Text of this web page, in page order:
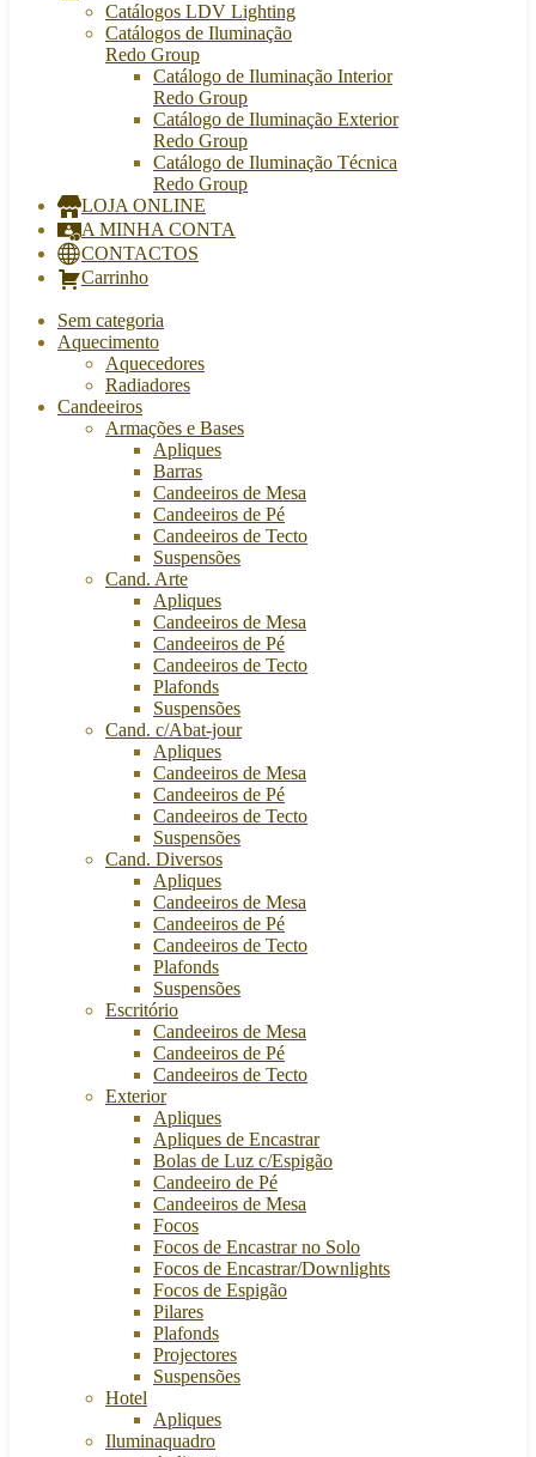
Catálogos LDV Lighting
Catálogos de Iluminação
Redo Group
Catálogo de Iluminação Interior
Redo Group
Catálogo de Iluminação Exterior
Redo Group
Catálogo de Iluminação Técnica
Redo Group
LOJA ONLINE
A MINHA CONTA
CONTACTOS
Carrinho
Sem categoria
Aquecimento
Aquecedores
Radiadores
Candeeiros
Armações e Bases
Apliques
Barras
Candeeiros de Mesa
Candeeiros de Pé
Candeeiros de Tecto
Suspensões
Cand. Arte
Apliques
Candeeiros de Mesa
Candeeiros de Pé
Candeeiros de Tecto
Plafonds
Suspensões
Cand. c/Abat-jour
Apliques
Candeeiros de Mesa
Candeeiros de Pé
Candeeiros de Tecto
Suspensões
Cand. Diversos
Apliques
Candeeiros de Mesa
Candeeiros de Pé
Candeeiros de Tecto
Plafonds
Suspensões
Escritório
Candeeiros de Mesa
Candeeiros de Pé
Candeeiros de Tecto
Exterior
Apliques
Apliques de Encastrar
Bolas de Luz c/Espigão
Candeeiro de Pé
Candeeiros de Mesa
Focos
Focos de Encastrar no Solo
Focos de Encastrar/Downlights
Focos de Espigão
Pilares
Plafonds
Projectores
Suspensões
Hotel
Apliques
Iluminaquadro